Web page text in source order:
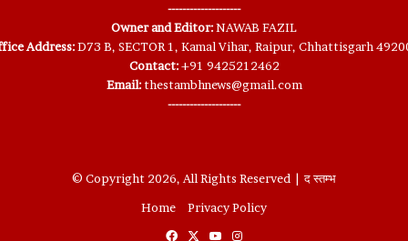
--------------------
Owner and Editor:NAWAB FAZIL
Address:D73 B, SECTOR 1, Kamal Vihar, Raipur, Chhattisgarh
Contact:+91 9425212462
Email:thestambhnews@gmail.com
--------------------
© Copyright 2026, All Rights Reserved | द स्तम्भ
Home
Privacy Policy
FacebookYouTubeInstagram